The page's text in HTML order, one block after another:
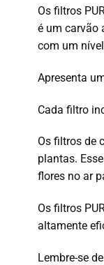
Os filtros
é um carvão
com um
Apresenta
Cada filtro
Os filtros de
plantas.
flores no ar
Os filtros
altamente
Lembre-se